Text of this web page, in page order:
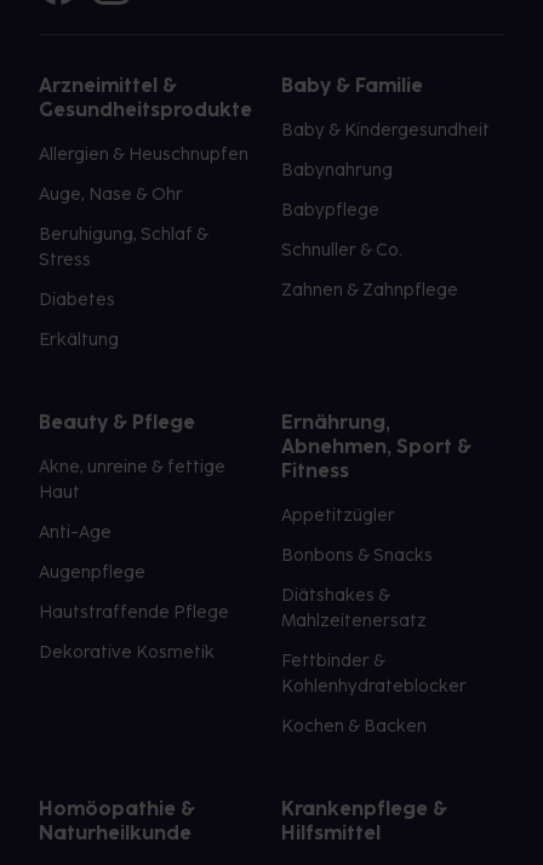
Arzneimittel &
Gesundheitsprodukte
Allergien & Heuschnupfen
Auge, Nase & Ohr
Beruhigung, Schlaf &
Stress
Diabetes
Erkältung
Baby & Familie
Baby & Kindergesundheit
Babynahrung
Babypflege
Schnuller & Co.
Zahnen & Zahnpflege
Beauty & Pflege
Akne, unreine & fettige
Haut
Anti-Age
Augenpflege
Hautstraffende Pflege
Dekorative Kosmetik
Ernährung,
Abnehmen, Sport &
Fitness
Appetitzügler
Bonbons & Snacks
Diätshakes &
Mahlzeitenersatz
Fettbinder &
Kohlenhydrateblocker
Kochen & Backen
Homöopathie &
Naturheilkunde
Krankenpflege &
Hilfsmittel